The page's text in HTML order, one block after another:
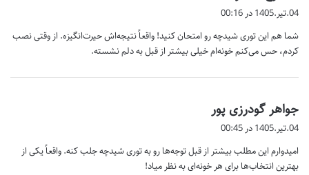
ف
:
04.تیر.1405 در 00:16
شما هم این توری شیدچه رو امتحان کنید! واقعاً نتیجه‌اش حیرت‌انگیزه. از وقتی نصب
کردم، حس می‌کنم خونه‌ام خیلی بیشتر از قبل به دلم نشسته.
جواهر گودرزی پور
04.تیر.1405 در 00:45
امیدوارم این مطلب بیشتر از قبل توجه‌ها رو به توری شیدچه جلب کنه. واقعاً یکی از
بهترین انتخاب‌ها برای هر خونه‌ای به نظر میاد!